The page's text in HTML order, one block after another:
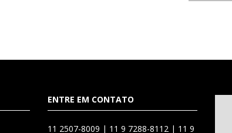
ENTRE EM CONTATO
11 2507-8009 | 11 9 7288-8112 | 11 9